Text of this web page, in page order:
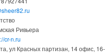
Ривьера
cr-n.ru
ул Красных партизан, 14 офис, 16-